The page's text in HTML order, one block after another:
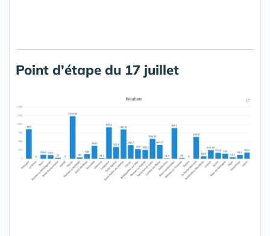
Point d'étape du 17 juillet